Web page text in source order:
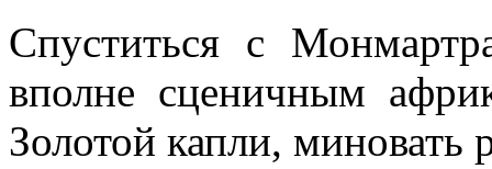
Спуститься с
вполне сценичным
Золотой капли, миновать